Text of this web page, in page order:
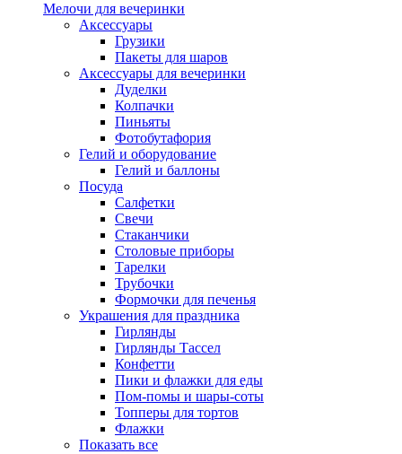
Мелочи для вечеринки
Аксессуары
Грузики
Пакеты для шаров
Аксессуары для вечеринки
Дуделки
Колпачки
Пиньяты
Фотобутафория
Гелий и оборудование
Гелий и баллоны
Посуда
Салфетки
Свечи
Стаканчики
Столовые приборы
Тарелки
Трубочки
Формочки для печенья
Украшения для праздника
Гирлянды
Гирлянды Тассел
Конфетти
Пики и флажки для еды
Пом-помы и шары-соты
Топперы для тортов
Флажки
Показать все